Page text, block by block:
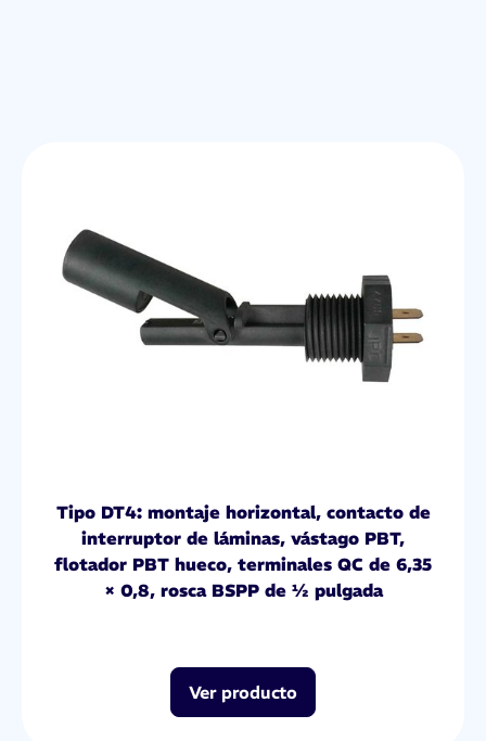
Tipo DT4: montaje horizontal, contacto de
interruptor de láminas, vástago PBT,
flotador PBT hueco, terminales QC de 6,35
× 0,8, rosca BSPP de ½ pulgada
Ver producto